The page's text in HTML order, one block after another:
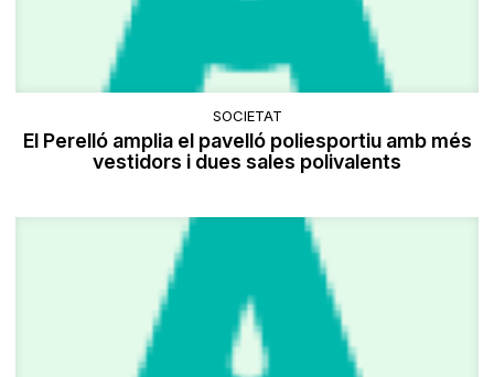
SOCIETAT
El Perelló amplia el pavelló poliesportiu amb més
vestidors i dues sales polivalents